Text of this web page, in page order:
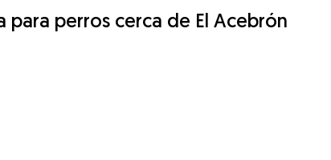
para perros cerca de El Acebrón